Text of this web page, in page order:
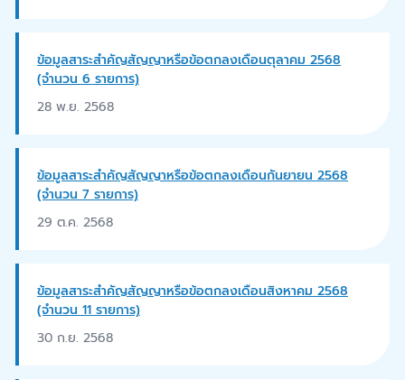
ข้อมูลสาระสำคัญสัญญาหรือข้อตกลงเดือนตุลาคม 2568
(จำนวน 6 รายการ)
28 พ.ย. 2568
ข้อมูลสาระสำคัญสัญญาหรือข้อตกลงเดือนกันยายน 2568
(จำนวน 7 รายการ)
29 ต.ค. 2568
ข้อมูลสาระสำคัญสัญญาหรือข้อตกลงเดือนสิงหาคม 2568
(จำนวน 11 รายการ)
30 ก.ย. 2568